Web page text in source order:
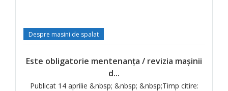
Despre masini de spalat
Este obligatorie mentenanța / revizia mașinii
d...
Publicat 14 aprilie &nbsp; &nbsp; &nbsp;Timp citire: